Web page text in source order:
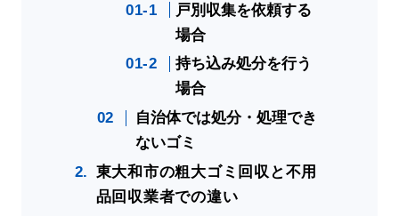
戸別収集を依頼する
場合
持ち込み処分を行う
場合
自治体では処分・処理でき
ないゴミ
東大和市の粗大ゴミ回収と不用
品回収業者での違い